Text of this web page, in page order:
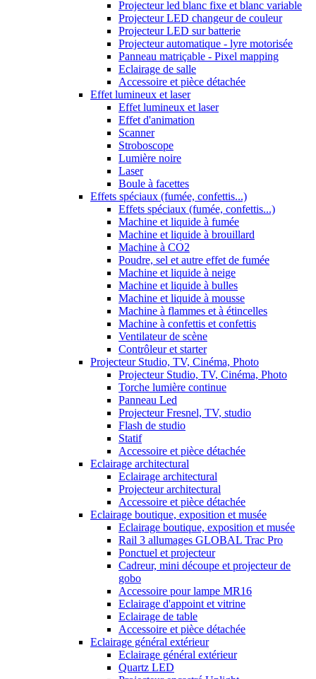
Projecteur led blanc fixe et blanc variable
Projecteur LED changeur de couleur
Projecteur LED sur batterie
Projecteur automatique - lyre motorisée
Panneau matriçable - Pixel mapping
Eclairage de salle
Accessoire et pièce détachée
Effet lumineux et laser
Effet lumineux et laser
Effet d'animation
Scanner
Stroboscope
Lumière noire
Laser
Boule à facettes
Effets spéciaux (fumée, confettis...)
Effets spéciaux (fumée, confettis...)
Machine et liquide à fumée
Machine et liquide à brouillard
Machine à CO2
Poudre, sel et autre effet de fumée
Machine et liquide à neige
Machine et liquide à bulles
Machine et liquide à mousse
Machine à flammes et à étincelles
Machine à confettis et confettis
Ventilateur de scène
Contrôleur et starter
Projecteur Studio, TV, Cinéma, Photo
Projecteur Studio, TV, Cinéma, Photo
Torche lumière continue
Panneau Led
Projecteur Fresnel, TV, studio
Flash de studio
Statif
Accessoire et pièce détachée
Eclairage architectural
Eclairage architectural
Projecteur architectural
Accessoire et pièce détachée
Eclairage boutique, exposition et musée
Eclairage boutique, exposition et musée
Rail 3 allumages GLOBAL Trac Pro
Ponctuel et projecteur
Cadreur, mini découpe et projecteur de
gobo
Accessoire pour lampe MR16
Eclairage d'appoint et vitrine
Eclairage de table
Accessoire et pièce détachée
Eclairage général extérieur
Eclairage général extérieur
Quartz LED